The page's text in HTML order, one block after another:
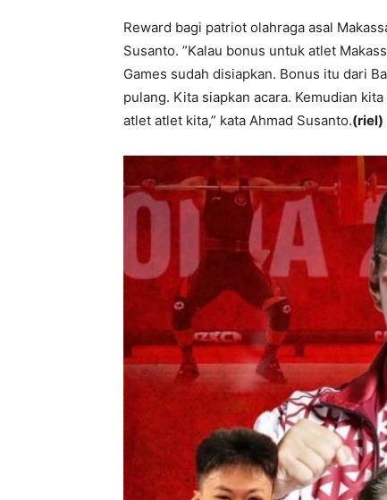
Reward bagi patriot olahraga asal
Susanto. ”Kalau bonus untuk atlet
Games sudah disiapkan. Bonus itu dari
pulang. Kita siapkan acara. Kemudian
atlet atlet kita,” kata Ahmad Susanto.(riel)